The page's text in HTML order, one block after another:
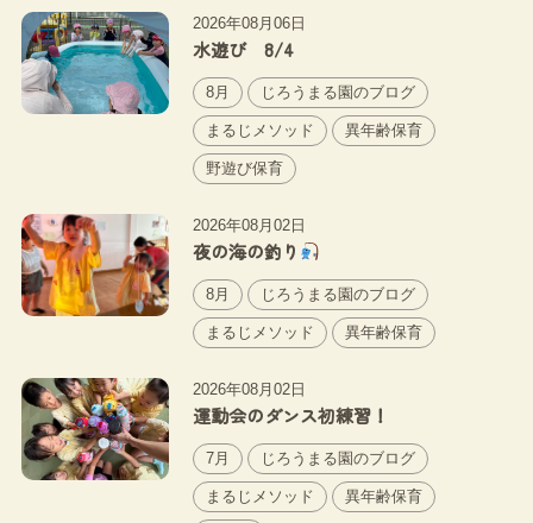
2026年08月06日
水遊び 8/4
8月 じろうまる園のブログ
まるじメソッド 異年齢保育
野遊び保育
2026年08月02日
夜の海の釣り
8月 じろうまる園のブログ
まるじメソッド 異年齢保育
2026年08月02日
運動会のダンス初練習！
7月 じろうまる園のブログ
まるじメソッド 異年齢保育